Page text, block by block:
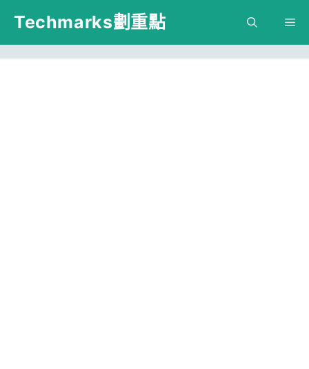
跳
主
Techmarks劃重點